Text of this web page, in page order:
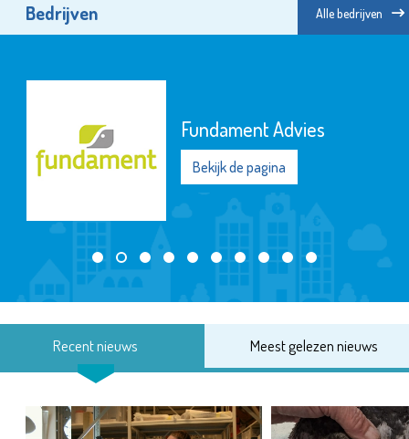
Bedrijven Alle bedrijven
Fundament Advies
Bekijk de pagina
Recent nieuws Meest gelezen nieuws